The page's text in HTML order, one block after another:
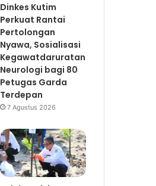
Dinkes Kutim
Perkuat Rantai
Pertolongan
Nyawa, Sosialisasi
Kegawatdaruratan
Neurologi bagi 80
Petugas Garda
Terdepan
7 Agustus 2026